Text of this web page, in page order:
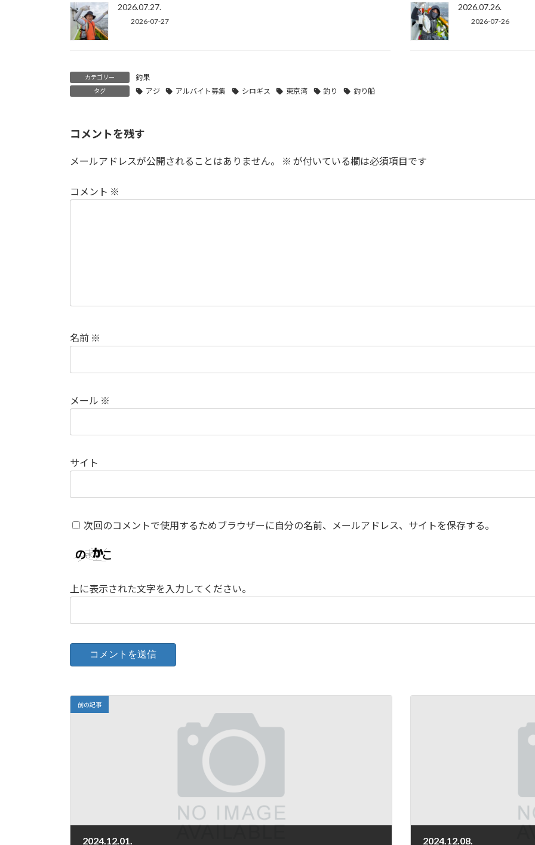
2026.07.27.
2026-07-27
2026.07.26.
2026-07-26
カテゴリー 釣果
タグ アジ アルバイト募集 シロギス 東京湾 釣り 釣り船
コメントを残す
メールアドレスが公開されることはありません。 ※ が付いている欄は必須項目です
コメント ※
名前 ※
メール ※
サイト
次回のコメントで使用するためブラウザーに自分の名前、メールアドレス、サイトを保存する。
上に表示された文字を入力してください。
前の記事
2024.12.01. 2024.12.08.